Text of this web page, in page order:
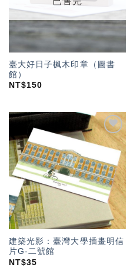
臺大好日子楓木印章（圖書
館）
NT$150
加入
「願
望輕
單」
建築光影：臺灣大學插畫明信
片G-二號館
NT$35